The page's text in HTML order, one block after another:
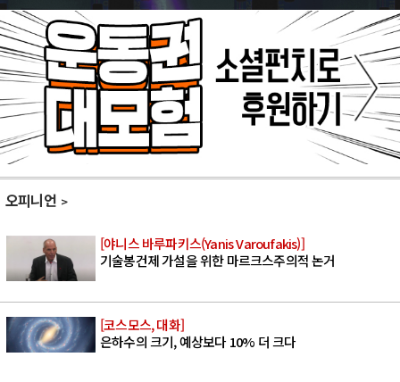
오피니언
[야니스 바루파키스(Yanis Varoufakis)]
기술봉건제 가설을 위한 마르크스주의적 논거
[코스모스, 대화]
은하수의 크기, 예상보다 10% 더 크다